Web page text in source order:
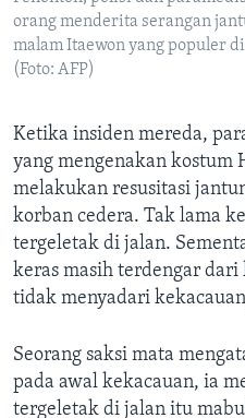
orang menderita serangan
malam Itaewon yang populer
(Foto: AFP)
Ketika insiden mereda,
yang mengenakan kostum
melakukan resusitasi
korban cedera. Tak lama
tergeletak di jalan.
keras masih terdengar
tidak menyadari
Seorang saksi mata
pada awal kekacauan, ia
tergeletak di jalan itu